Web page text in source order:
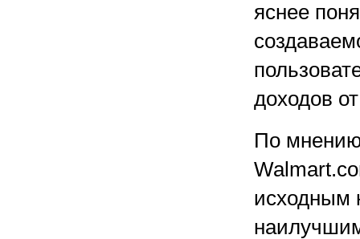
яснее
доходов
По
исходным